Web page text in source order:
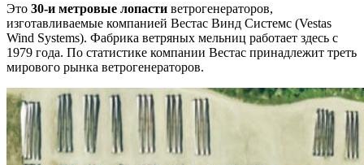
Это 30-и метровые лопасти ветрогенераторов,
изготавливаемые компанией Вестас Винд Системс (Vestas
Wind Systems). Фабрика ветряных мельниц работает здесь с
1979 года. По статистике компании Вестас принадлежит треть
мирового рынка ветрогенераторов.